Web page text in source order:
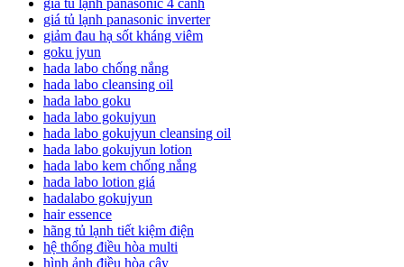
giá tủ lạnh panasonic inverter
giảm đau hạ sốt kháng viêm
goku jyun
hada labo chống nắng
hada labo cleansing oil
hada labo goku
hada labo gokujyun
hada labo gokujyun cleansing oil
hada labo gokujyun lotion
hada labo kem chống nắng
hada labo lotion giá
hadalabo gokujyun
hair essence
hãng tủ lạnh tiết kiệm điện
hệ thống điều hòa multi
hình ảnh điều hòa cây